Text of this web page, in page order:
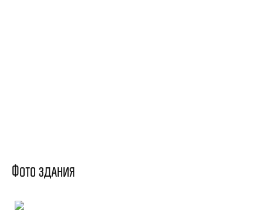
Фото здания